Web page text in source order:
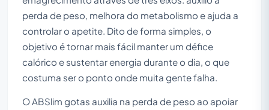
perda de peso, melhora do metabolismo e ajuda a
controlar o apetite. Dito de forma simples, o
objetivo é tornar mais fácil manter um défice
calórico e sustentar energia durante o dia, o que
costuma ser o ponto onde muita gente falha.
O ABSlim gotas auxilia na perda de peso ao apoiar